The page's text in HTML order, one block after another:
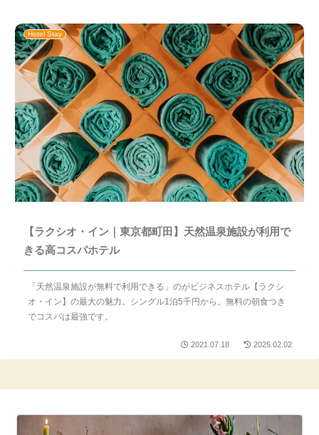
Hotel Stay
【ラクシオ・イン｜東京都町田】天然温泉施設が利用で
きる高コスパホテル
「天然温泉施設が無料で利用できる」のがビジネスホテル【ラクシ
オ・イン】の最大の魅力。シングル1泊5千円から。無料の朝食つき
でコスパは最強です。
2021.07.18 2025.02.02